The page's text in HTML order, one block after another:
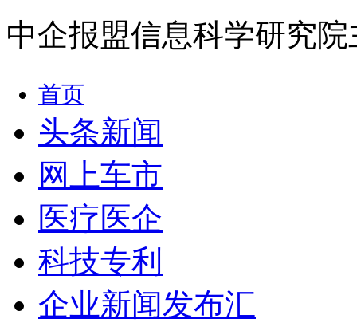
中企报盟信息科学研究院
首页
头条新闻
网上车市
医疗医企
科技专利
企业新闻发布汇